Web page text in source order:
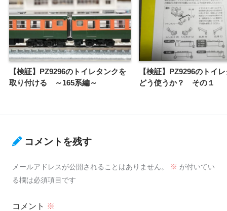
【検証】PZ9296のトイレタンクを
取り付ける ～165系編～
【検証】PZ9296のトイ
どう使うか？ その１
コメントを残す
メールアドレスが公開されることはありません。 ※ が付いてい
る欄は必須項目です
コメント ※